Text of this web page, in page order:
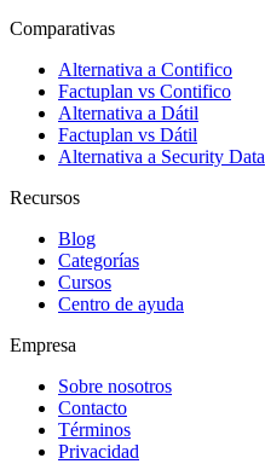
Comparativas
Alternativa a Contifico
Factuplan vs Contifico
Alternativa a Dátil
Factuplan vs Dátil
Alternativa a Security Data
Recursos
Blog
Categorías
Cursos
Centro de ayuda
Empresa
Sobre nosotros
Contacto
Términos
Privacidad